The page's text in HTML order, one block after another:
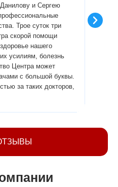
и Сергею
Трое суток три
скорой помощи
нашего
усилиям, болезнь
Центра может
с большой буквы.
за таких докторов,